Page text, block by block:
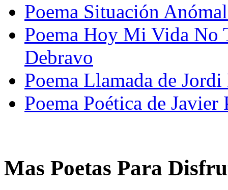
Poema Situación
Poema Hoy Mi Vida No
Debravo
Poema Llamada de Jordi
Poema Poética de Javier
Mas Poetas Para